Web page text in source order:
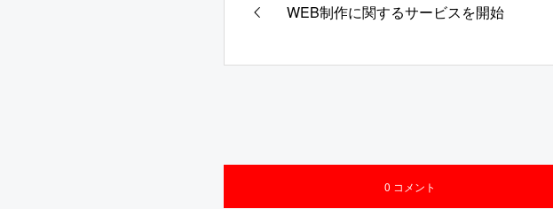
WEB制作に関するサービスを開始
0 コメント